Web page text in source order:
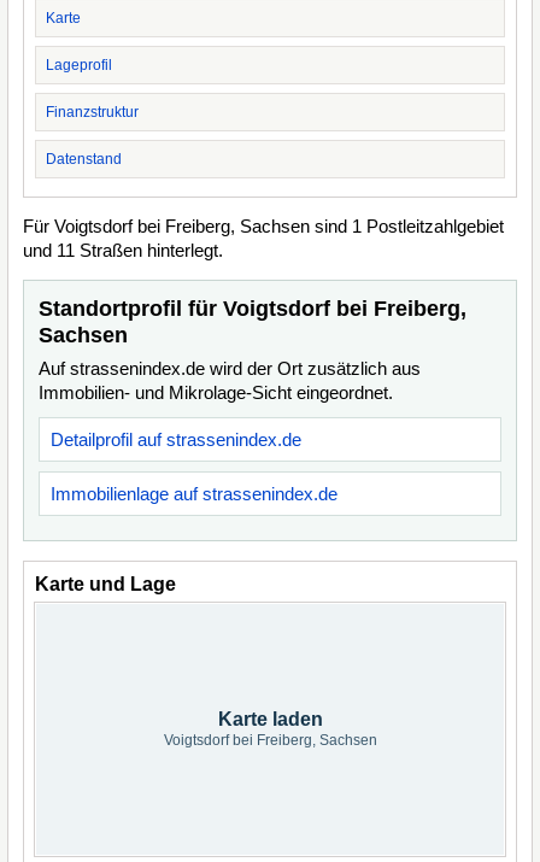
Karte
Lageprofil
Finanzstruktur
Datenstand
Für Voigtsdorf bei Freiberg, Sachsen sind 1 Postleitzahlgebiet
und 11 Straßen hinterlegt.
Standortprofil für Voigtsdorf bei Freiberg,
Sachsen
Auf strassenindex.de wird der Ort zusätzlich aus
Immobilien- und Mikrolage-Sicht eingeordnet.
Detailprofil auf strassenindex.de
Immobilienlage auf strassenindex.de
Karte und Lage
Karte laden
Voigtsdorf bei Freiberg, Sachsen